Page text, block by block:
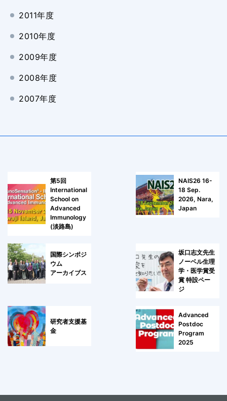
2011年度
2010年度
2009年度
2008年度
2007年度
第5回
International
School on
Advanced
Immunology
(淡路島)
NAIS26 16-
18 Sep.
2026, Nara,
Japan
国際シンポジ
ウム
アーカイブス
坂口志文先生
ノーベル生理
学・医学賞受
賞 特設ペー
ジ
研究者支援基
金
Advanced
Postdoc
Program
2025